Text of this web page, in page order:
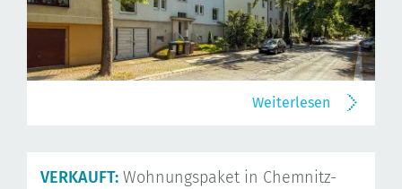
Weiterlesen
VERKAUFT: Wohnungspaket in Chemnitz-